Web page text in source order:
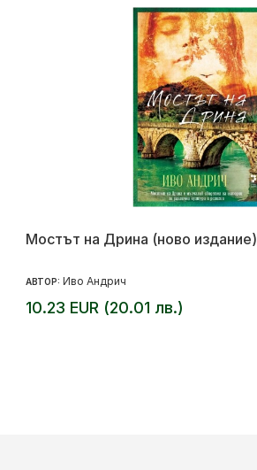
Мостът на Дрина (ново издание)
АВТОР: Иво Андрич
10.23 EUR (20.01 лв.)